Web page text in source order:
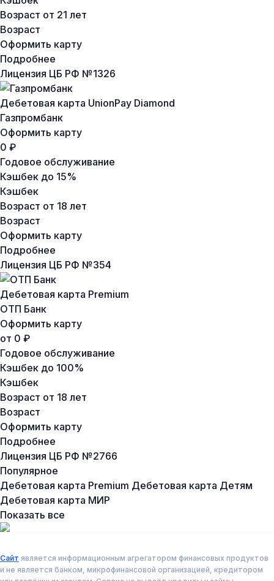
Возраст от 21 лет
Возраст
Оформить карту
Подробнее
Лицензия ЦБ РФ №1326
Дебетовая карта UnionPay Diamond
Газпромбанк
Оформить карту
0 ₽
Годовое обслуживание
Кэшбек до 15%
Кэшбек
Возраст от 18 лет
Возраст
Оформить карту
Подробнее
Лицензия ЦБ РФ №354
Дебетовая карта Premium
ОТП Банк
Оформить карту
от 0 ₽
Годовое обслуживание
Кэшбек до 100%
Кэшбек
Возраст от 18 лет
Возраст
Оформить карту
Подробнее
Лицензия ЦБ РФ №2766
Популярное
Дебетовая карта Premium Дебетовая карта Детям
Дебетовая карта МИР
Показать все
Сайт является информационным агрегатором финансовых продуктов
и не является банком, микрофинансовой организацией, кредитором